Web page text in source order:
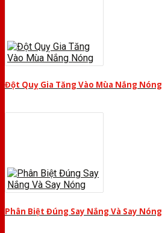
Đột Quỵ Gia Tăng Vào Mùa Nắng Nóng
Phân Biệt Đúng Say Nắng Và Say Nóng